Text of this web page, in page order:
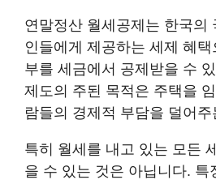
연말정산 월세공제는 한국의
인들에게 제공하는 세제 혜
부를 세금에서 공제받을 수
제도의 주된 목적은 주택을
람들의 경제적 부담을 덜어
특히 월세를 내고 있는 모든
을 수 있는 것은 아닙니다. 특